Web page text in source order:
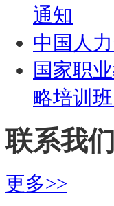
通知
中国人
国家职
略培训
联系我们
更多>>